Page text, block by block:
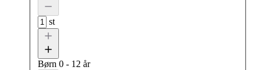
st
Børn 0 - 12 år